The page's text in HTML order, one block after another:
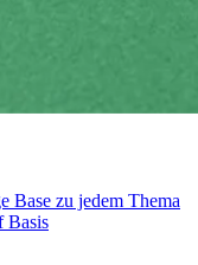
Base zu jedem Thema
Basis